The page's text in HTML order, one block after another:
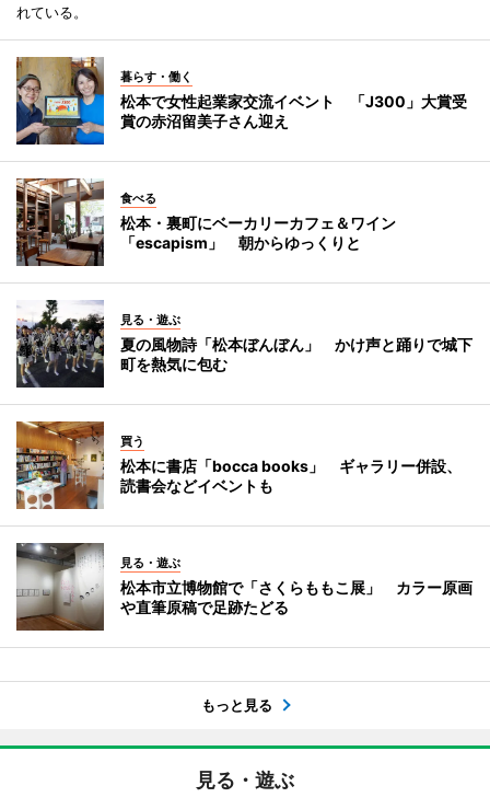
れている。
暮らす・働く
松本で女性起業家交流イベント 「J300」大賞受
賞の赤沼留美子さん迎え
食べる
松本・裏町にベーカリーカフェ＆ワイン
「escapism」 朝からゆっくりと
見る・遊ぶ
夏の風物詩「松本ぼんぼん」 かけ声と踊りで城下
町を熱気に包む
買う
松本に書店「bocca books」 ギャラリー併設、
読書会などイベントも
見る・遊ぶ
松本市立博物館で「さくらももこ展」 カラー原画
や直筆原稿で足跡たどる
もっと見る
見る・遊ぶ